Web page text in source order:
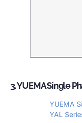
3. YUEMA Single
YUEMA
YAL